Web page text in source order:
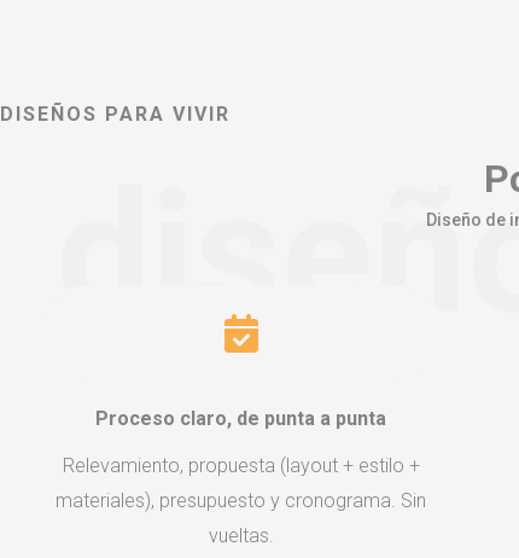
DISEÑOS PARA VIVIR
Diseño de
Proceso claro, de punta a punta
Relevamiento, propuesta (layout + estilo +
materiales), presupuesto y cronograma. Sin
vueltas.